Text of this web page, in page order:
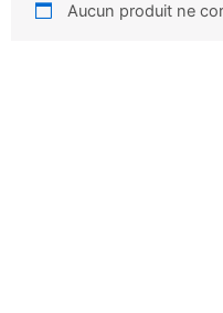
Aucun produit ne